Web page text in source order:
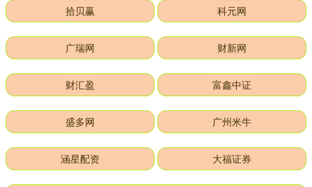
拾贝赢 科元网
广瑞网 财新网
财汇盈 富鑫中证
盛多网 广州米牛
涵星配资 大福证券